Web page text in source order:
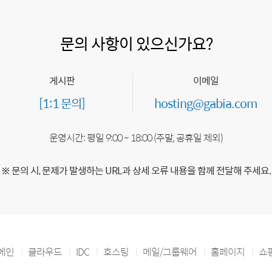
문의 사항이 있으신가요?
게시판
[1:1 문의]
이메일
hosting@gabia.com
운영시간: 평일 9:00 ~ 18:00 (주말, 공휴일 제외)
※ 문의 시, 문제가 발생하는 URL과 상세 오류 내용을 함께 전달해 주세요.
인 클라우드 IDC 호스팅 메일/그룹웨어 홈페이지 쇼